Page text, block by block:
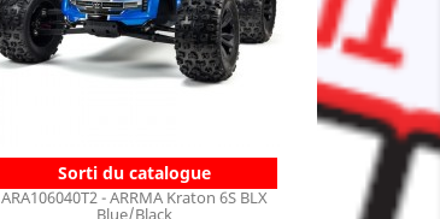
Sorti du catalogue
ARA106040T2 - ARRMA Kraton 6S BLX
Blue/Black